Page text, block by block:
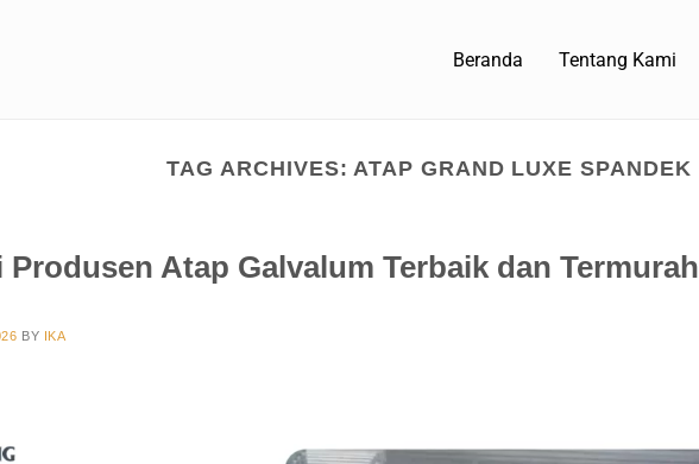
Beranda Tentang Kami
TAG ARCHIVES: ATAP GRAND LUXE SPANDEK
Produsen Atap Galvalum Terbaik dan Termurah
BY IKA